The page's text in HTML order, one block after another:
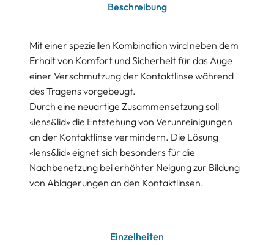
Beschreibung
Mit einer speziellen Kombination wird neben dem
Erhalt von Komfort und Sicherheit für das Auge
einer Verschmutzung der Kontaktlinse während
des Tragens vorgebeugt.
Durch eine neuartige Zusammensetzung soll
«lens&lid» die Entstehung von Verunreinigungen
an der Kontaktlinse vermindern. Die Lösung
«lens&lid» eignet sich besonders für die
Nachbenetzung bei erhöhter Neigung zur Bildung
von Ablagerungen an den Kontaktlinsen.
Einzelheiten